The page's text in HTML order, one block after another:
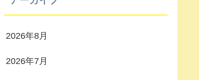
2026年8月
2026年7月